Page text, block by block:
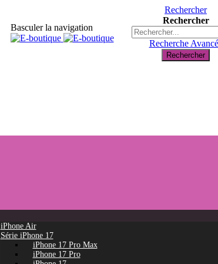
Basculer la navigation
Rechercher
Rechercher
Recherche
Rechercher
iPhone Air
Série iPhone 17
iPhone 17 Pro Max
iPhone 17 Pro